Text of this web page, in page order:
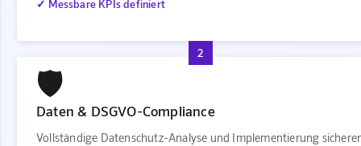
✓ Messbare KPIs definiert
2
🛡️
Daten & DSGVO-Compliance
Vollständige Datenschutz-Analyse und Implementierung sicherer